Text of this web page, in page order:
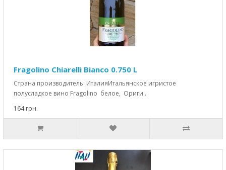
Fragolino Chiarelli Bianco 0.750 L
Страна производитель: ИталияИтальянское игристое
полусладкое вино Fragolino белое, Ориги..
164 грн.